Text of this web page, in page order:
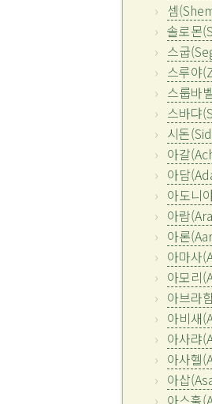
셈
솔로몬
스굽
스루야
스룹바
스바댜
시돈
아갈
아담
아도니
아람
아론
아마사
아모리
아브라
아비새
아사랴
아사헬
아삽
아스훌